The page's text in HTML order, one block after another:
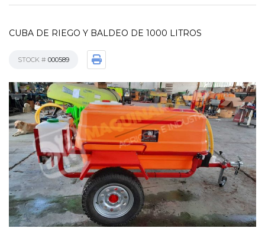
CUBA DE RIEGO Y BALDEO DE 1000 LITROS
STOCK # 000589